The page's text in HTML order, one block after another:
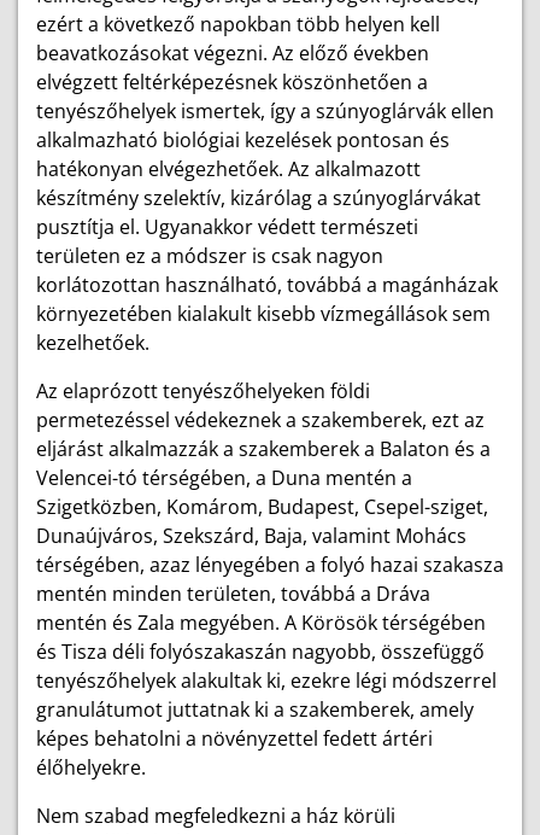
ezért a következő napokban több helyen kell
beavatkozásokat végezni. Az előző években
elvégzett feltérképezésnek köszönhetően a
tenyészőhelyek ismertek, így a szúnyoglárvák ellen
alkalmazható biológiai kezelések pontosan és
hatékonyan elvégezhetőek. Az alkalmazott
készítmény szelektív, kizárólag a szúnyoglárvákat
pusztítja el. Ugyanakkor védett természeti
területen ez a módszer is csak nagyon
korlátozottan használható, továbbá a magánházak
környezetében kialakult kisebb vízmegállások sem
kezelhetőek.
Az elaprózott tenyészőhelyeken földi
permetezéssel védekeznek a szakemberek, ezt az
eljárást alkalmazzák a szakemberek a Balaton és a
Velencei-tó térségében, a Duna mentén a
Szigetközben, Komárom, Budapest, Csepel-sziget,
Dunaújváros, Szekszárd, Baja, valamint Mohács
térségében, azaz lényegében a folyó hazai szakasza
mentén minden területen, továbbá a Dráva
mentén és Zala megyében. A Körösök térségében
és Tisza déli folyószakaszán nagyobb, összefüggő
tenyészőhelyek alakultak ki, ezekre légi módszerrel
granulátumot juttatnak ki a szakemberek, amely
képes behatolni a növényzettel fedett ártéri
élőhelyekre.
Nem szabad megfeledkezni a ház körüli